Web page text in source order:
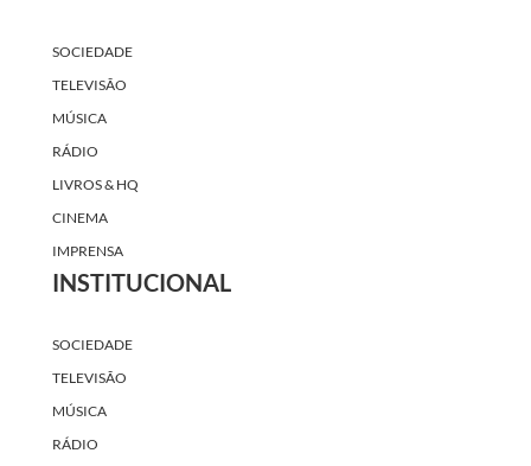
SOCIEDADE
TELEVISÃO
MÚSICA
RÁDIO
LIVROS & HQ
CINEMA
IMPRENSA
INSTITUCIONAL
SOCIEDADE
TELEVISÃO
MÚSICA
RÁDIO